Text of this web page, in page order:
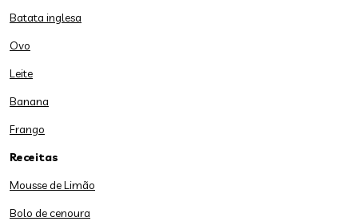
Batata inglesa
Ovo
Leite
Banana
Frango
Receitas
Mousse de Limão
Bolo de cenoura